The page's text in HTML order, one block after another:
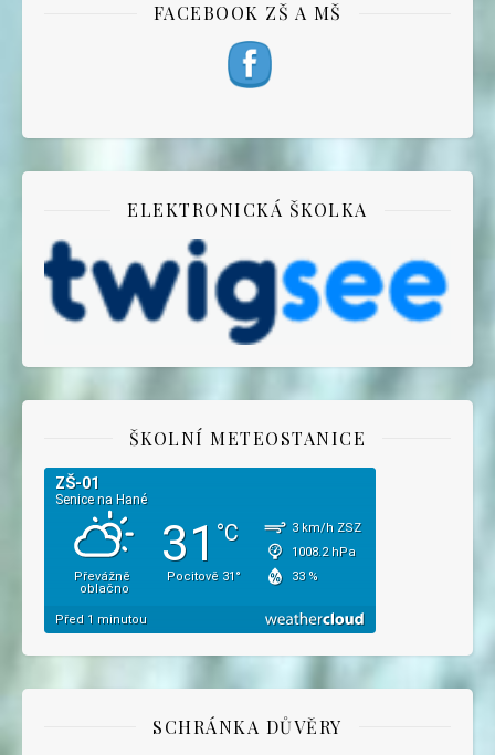
FACEBOOK ZŠ A MŠ
ELEKTRONICKÁ ŠKOLKA
ŠKOLNÍ METEOSTANICE
SCHRÁNKA DŮVĚRY